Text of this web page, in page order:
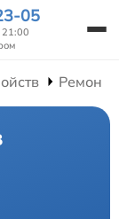
05
21:00
Ремонт